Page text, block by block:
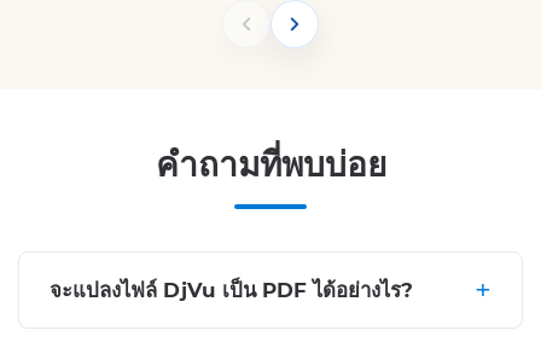
คำถามที่พบบ่อย
จะแปลงไฟล์ DjVu เป็น PDF ได้อย่างไร?